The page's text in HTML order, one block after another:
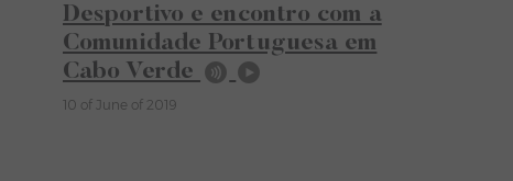
Desportivo e encontro com a
Comunidade Portuguesa em
Cabo Verde
10 of June of 2019